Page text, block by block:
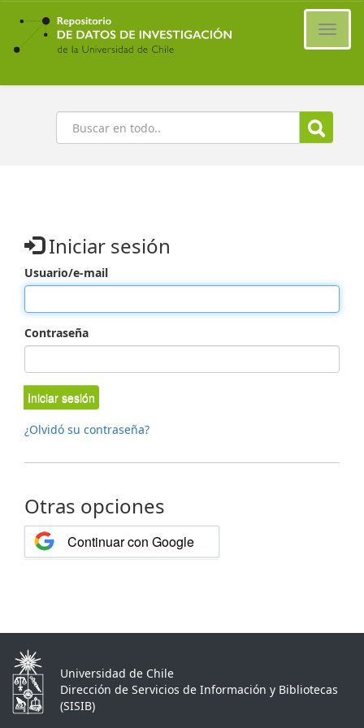
Ir
contenido
principal
Buscar
Iniciar sesión
Usuario/e-mail
Contraseña
Iniciar sesión
¿Olvidó su contraseña?
Otras opciones
Continuar con Google
Universidad de Chile
Dirección de Servicios de Información y Bibliotecas
(SISIB)